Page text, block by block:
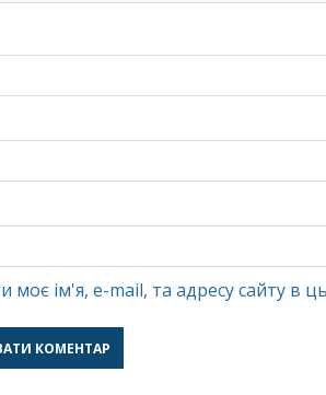
моє ім'я, e-mail, та адресу сайту в